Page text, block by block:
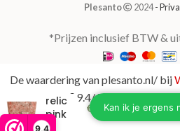
9,4
Plesanto 2024-
*Prijzen inclusief BTW &
Partner
Straight
relic
pink
Ø46×85
€ 442,00
Op
De waardering van plesanto.nl/ bij
9.4/10 gebaseerd op